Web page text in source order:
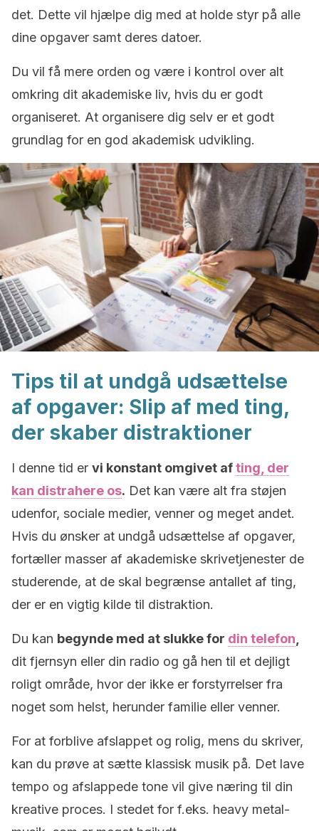
det. Dette vil hjælpe dig med at holde styr på alle
dine opgaver samt deres datoer.
Du vil få mere orden og være i kontrol over alt
omkring dit akademiske liv, hvis du er godt
organiseret. At organisere dig selv er et godt
grundlag for en god akademisk udvikling.
Tips til at undgå udsættelse
af opgaver: Slip af med ting,
der skaber distraktioner
I denne tid er vi konstant omgivet afting, der
kan distrahere os. Det kan være alt fra støjen
udenfor, sociale medier, venner og meget andet.
Hvis du ønsker at undgå udsættelse af opgaver,
fortæller masser af akademiske skrivetjenester de
studerende, at de skal begrænse antallet af ting,
der er en vigtig kilde til distraktion.
Du kan begynde med at slukke for din telefon
dit fjernsyn eller din radio og gå hen til et dejligt
roligt område, hvor der ikke er forstyrrelser fra
noget som helst, herunder familie eller venner.
For at forblive afslappet og rolig, mens du skriver,
kan du prøve at sætte klassisk musik på. Det lave
tempo og afslappede tone vil give næring til din
kreative proces. I stedet for f.eks. heavy metal-